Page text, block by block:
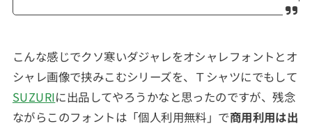
こんな感じでクソ寒いダジャレをオシャレフォントとオ
シャレ画像で挟みこむシリーズを、Ｔシャツにでもして
SUZURIに出品してやろうかなと思ったのですが、残念
ながらこのフォントは「個人利用無料」で商用利用は出